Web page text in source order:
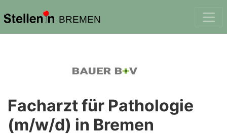
BREMEN
Facharzt für Pathologie
(m/w/d) in Bremen